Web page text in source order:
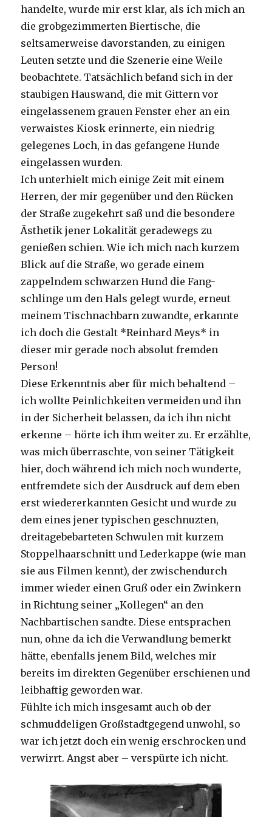
handelte, wurde mir erst klar, als ich mich an
die grobgezimmerten Biertische, die
seltsamerweise davorstanden, zu einigen
Leuten setzte und die Szenerie eine Weile
beobachtete. Tatsächlich befand sich in der
staubigen Hauswand, die mit Gittern vor
eingelassenem grauen Fenster eher an ein
verwaistes Kiosk erinnerte, ein niedrig
gelegenes Loch, in das gefangene Hunde
eingelassen wurden.
Ich unterhielt mich einige Zeit mit einem
Herren, der mir gegenüber und den Rücken
der Straße zugekehrt saß und die besondere
Ästhetik jener Lokalität geradewegs zu
genießen schien. Wie ich mich nach kurzem
Blick auf die Straße, wo gerade einem
zappelndem schwarzen Hund die Fang-
schlinge um den Hals gelegt wurde, erneut
meinem Tischnachbarn zuwandte, erkannte
ich doch die Gestalt *Reinhard Meys* in
dieser mir gerade noch absolut fremden
Person!
Diese Erkenntnis aber für mich behaltend –
ich wollte Peinlichkeiten vermeiden und ihn
in der Sicherheit belassen, da ich ihn nicht
erkenne – hörte ich ihm weiter zu. Er erzählte,
was mich überraschte, von seiner Tätigkeit
hier, doch während ich mich noch wunderte,
entfremdete sich der Ausdruck auf dem eben
erst wiedererkannten Gesicht und wurde zu
dem eines jener typischen geschnuzten,
dreitagebebarteten Schwulen mit kurzem
Stoppelhaarschnitt und Lederkappe (wie man
sie aus Filmen kennt), der zwischendurch
immer wieder einen Gruß oder ein Zwinkern
in Richtung seiner „Kollegen“ an den
Nachbartischen sandte. Diese entsprachen
nun, ohne da ich die Verwandlung bemerkt
hätte, ebenfalls jenem Bild, welches mir
bereits im direkten Gegenüber erschienen und
leibhaftig geworden war.
Fühlte ich mich insgesamt auch ob der
schmuddeligen Großstadtgegend unwohl, so
war ich jetzt doch ein wenig erschrocken und
verwirrt. Angst aber – verspürte ich nicht.